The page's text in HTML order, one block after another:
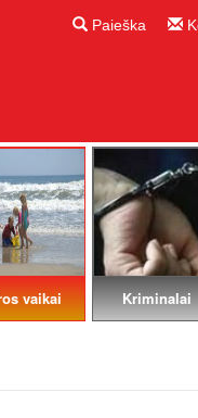
Paieška
vaikai Kriminalai